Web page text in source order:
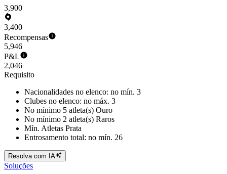
3,900
3,400
Recompensas
5,946
P&L
2,046
Requisito
Nacionalidades no elenco: no mín. 3
Clubes no elenco: no máx. 3
No mínimo 5 atleta(s) Ouro
No mínimo 2 atleta(s) Raros
Mín. Atletas Prata
Entrosamento total: no mín. 26
Resolva com IA
Soluções